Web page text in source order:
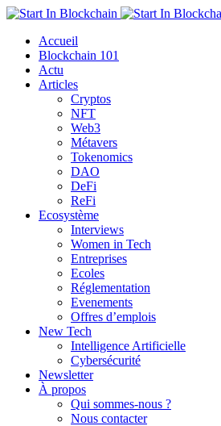
Accueil
Blockchain 101
Actu
Articles
Cryptos
NFT
Web3
Métavers
Tokenomics
DAO
DeFi
ReFi
Ecosystème
Interviews
Women in Tech
Entreprises
Ecoles
Réglementation
Evenements
Offres d’emplois
New Tech
Intelligence Artificielle
Cybersécurité
Newsletter
À propos
Qui sommes-nous ?
Nous contacter